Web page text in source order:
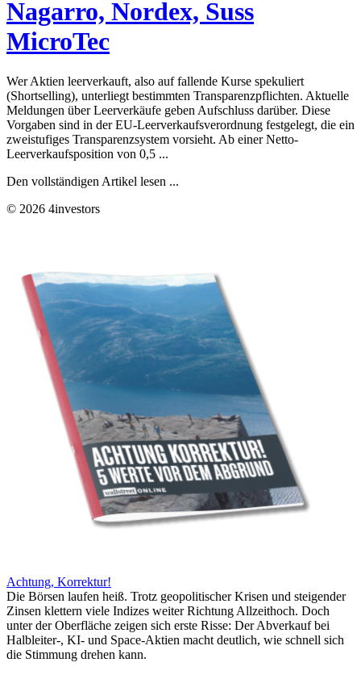
Nagarro, Nordex, Suss
MicroTec
Wer Aktien leerverkauft, also auf fallende Kurse spekuliert
(Shortselling), unterliegt bestimmten Transparenzpflichten. Aktuelle
Meldungen über Leerverkäufe geben Aufschluss darüber. Diese
Vorgaben sind in der EU-Leerverkaufsverordnung festgelegt, die ein
zweistufiges Transparenzsystem vorsieht. Ab einer Netto-
Leerverkaufsposition von 0,5 ...
Den vollständigen Artikel lesen ...
© 2026 4investors
Achtung, Korrektur!
Die Börsen laufen heiß. Trotz geopolitischer Krisen und steigender
Zinsen klettern viele Indizes weiter Richtung Allzeithoch. Doch
unter der Oberfläche zeigen sich erste Risse: Der Abverkauf bei
Halbleiter-, KI- und Space-Aktien macht deutlich, wie schnell sich
die Stimmung drehen kann.